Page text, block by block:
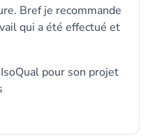
Bref je recommande
qui a été effectué et
IsoQual pour son projet